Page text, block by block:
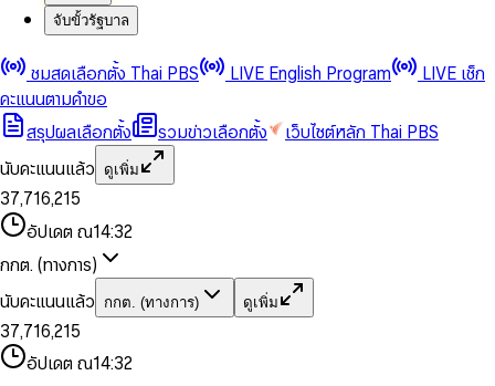
จับขั้วรัฐบาล
ชมสดเลือกตั้ง Thai PBS LIVE English Program
LIVE เช็ก
คะแนนตามคำขอ
สรุปผลเลือกตั้ง
รวมข่าวเลือกตั้ง
เว็บไซต์หลัก Thai PBS
นับคะแนนแล้ว
ดูเพิ่ม
0
1
2
3
4
5
6
8
9
0
1
2
3
4
5
6
7
8
9
,
0
1
2
4
6
7
8
9
0
1
2
3
4
5
6
7
8
9
0
1
3
5
6
7
8
9
,
1
2
4
5
7
8
9
0
1
3
4
6
7
8
9
0
2
3
4
5
7
8
อัปเดต ณ14:32
กกต. (ทางการ)
นับคะแนนแล้ว
กกต. (ทางการ) ดูเพิ่ม
0
1
2
3
4
5
0
1
2
4
5
6
7
8
9
,
0
1
2
4
6
7
8
9
0
1
2
3
0
1
3
5
6
7
8
,
1
2
4
0
1
3
0
2
3
4
5
7
อัปเดต ณ14:32